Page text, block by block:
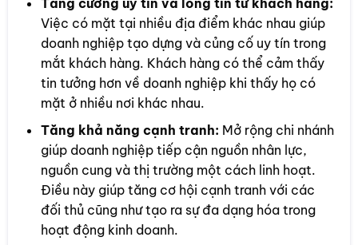
Việc có mặt tại nhiều địa điểm khác nhau giúp
doanh nghiệp tạo dựng và củng cố uy tín trong
mắt khách hàng. Khách hàng có thể cảm thấy
tin tưởng hơn về doanh nghiệp khi thấy họ có
mặt ở nhiều nơi khác nhau.
Tăng khả năng cạnh tranh: Mở rộng chi nhánh
giúp doanh nghiệp tiếp cận nguồn nhân lực,
nguồn cung và thị trường một cách linh hoạt.
Điều này giúp tăng cơ hội cạnh tranh với các
đối thủ cũng như tạo ra sự đa dạng hóa trong
hoạt động kinh doanh.